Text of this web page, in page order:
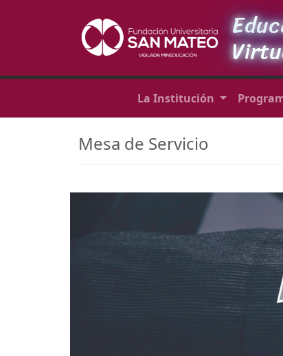
La Institución
Mesa de Servicio